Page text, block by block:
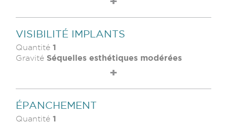
VISIBILITÉ IMPLANTS
Quantité 1
Gravité Séquelles esthétiques modérées
ÉPANCHEMENT
Quantité 1